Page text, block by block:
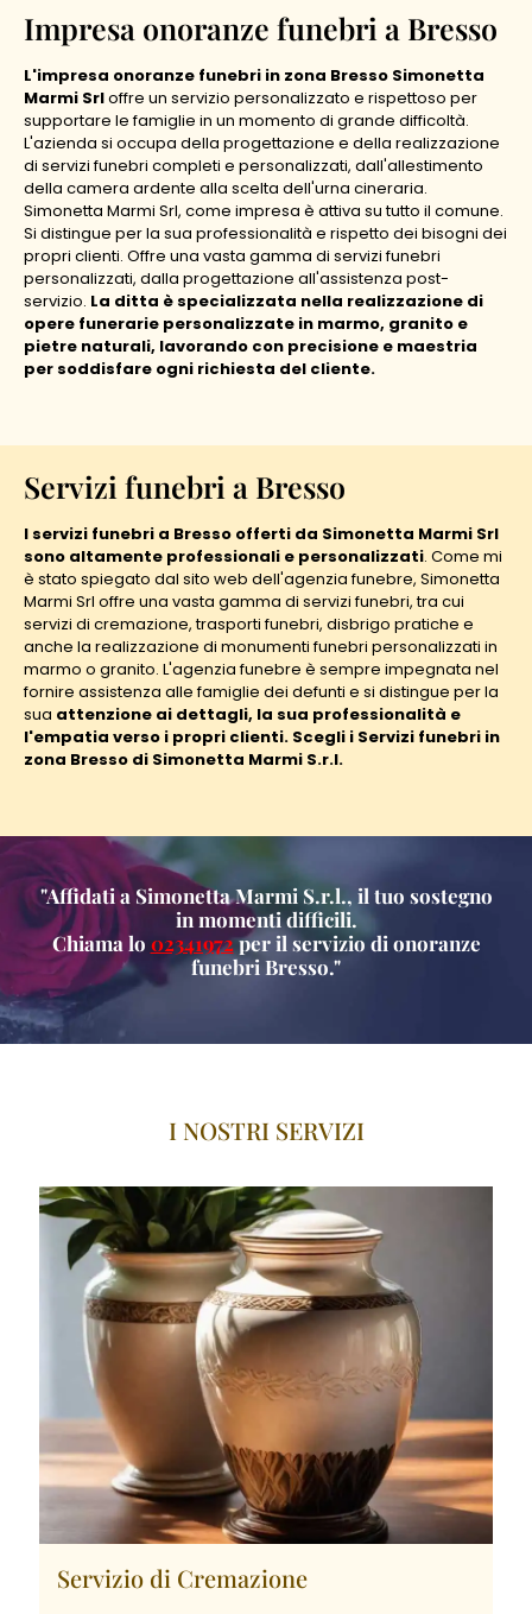
Servizi funebri a Bresso
I servizi funebri a Bresso offerti da Simonetta Marmi Srl
sono altamente professionali e personalizzati. Come mi
è stato spiegato dal sito web dell'agenzia funebre, Simonetta
Marmi Srl offre una vasta gamma di servizi funebri, tra cui
servizi di cremazione, trasporti funebri, disbrigo pratiche e
anche la realizzazione di monumenti funebri personalizzati in
marmo o granito. L'agenzia funebre è sempre impegnata nel
fornire assistenza alle famiglie dei defunti e si distingue per la
sua attenzione ai dettagli, la sua professionalità e
l'empatia verso i propri clienti. Scegli i Servizi funebri in
zona Bresso di Simonetta Marmi S.r.l.
Impresa onoranze funebri a Bresso
L'impresa onoranze funebri in zona Bresso Simonetta
Marmi Srloffre un servizio personalizzato e rispettoso per
supportare le famiglie in un momento di grande difficoltà.
L'azienda si occupa della progettazione e della realizzazione
di servizi funebri completi e personalizzati, dall'allestimento
della camera ardente alla scelta dell'urna cineraria.
Simonetta Marmi Srl, come impresa è attiva su tutto il comune.
Si distingue per la sua professionalità e rispetto dei bisogni dei
propri clienti. Offre una vasta gamma di servizi funebri
personalizzati, dalla progettazione all'assistenza post-
servizio. La ditta è specializzata nella realizzazione di
opere funerarie personalizzate in marmo, granito e
pietre naturali, lavorando con precisione e maestria
per soddisfare ogni richiesta del cliente.
"Affidati a Simonetta Marmi S.r.l., il tuo sostegno
in momenti difficili.
Chiama lo 02341972per il servizio di onoranze
funebri Bresso."
I NOSTRI SERVIZI
Servizio di Cremazione